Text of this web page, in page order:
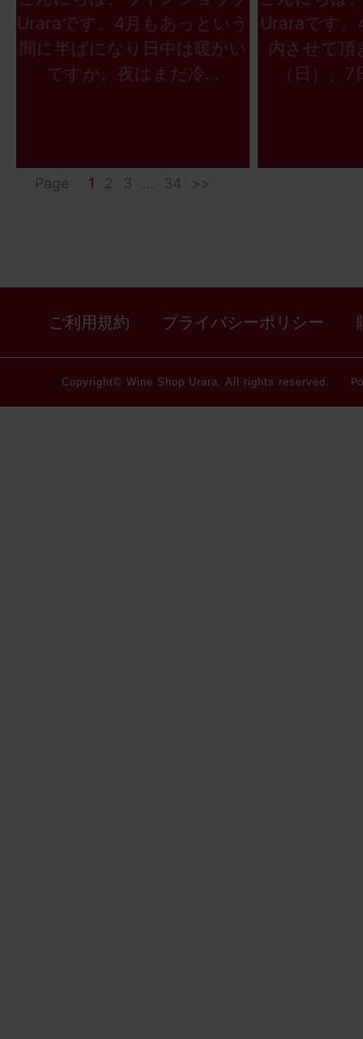
Uraraです。4月もあっという
間に半ばになり日中は暖かい
ですが。夜はまだ冷...
Uraraです。
内させて頂
（日）、
Page 1 2 3 ... 34 >>
ご利用規約 プライバシーポリシー
Copyright© Wine Shop Urara, All rights reserved.